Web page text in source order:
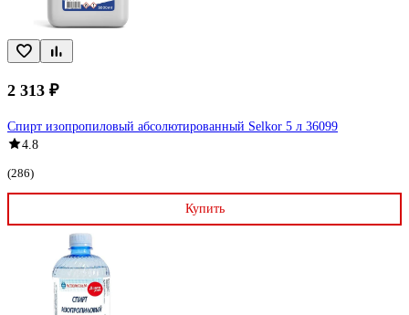
2 313 ₽
Спирт изопропиловый абсолютированный Selkor 5 л 36099
4.8
(286)
Купить